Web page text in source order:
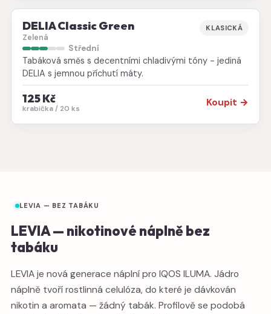
DELIA Classic Green
Zelená
KLASICKÁ
Střední
Tabáková směs s decentními chladivými tóny - jediná
DELIA s jemnou příchutí máty.
125 Kč
krabička / 20 ks
Koupit →
LEVIA — BEZ TABÁKU
LEVIA — nikotinové náplně bez
tabáku
LEVIA je nová generace náplní pro IQOS ILUMA. Jádro
náplně tvoří rostlinná celulóza, do které je dávkován
nikotin a aromata — žádný tabák. Profilově se podobá